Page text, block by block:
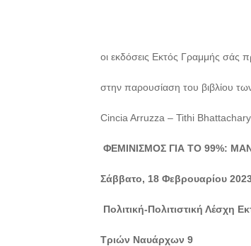
οι εκδόσεις Εκτός Γραμμής σάς
στην παρουσίαση του βιβλίου
Cincia Arruzza – Tithi
ΦΕΜΙΝΙΣΜΟΣ ΓΙΑ ΤΟ 99%:
Σάββατο, 18 Φεβρουαρίου
Πολιτική-Πολιτιστική Λέσχη
Τριών Ναυάρχων 9